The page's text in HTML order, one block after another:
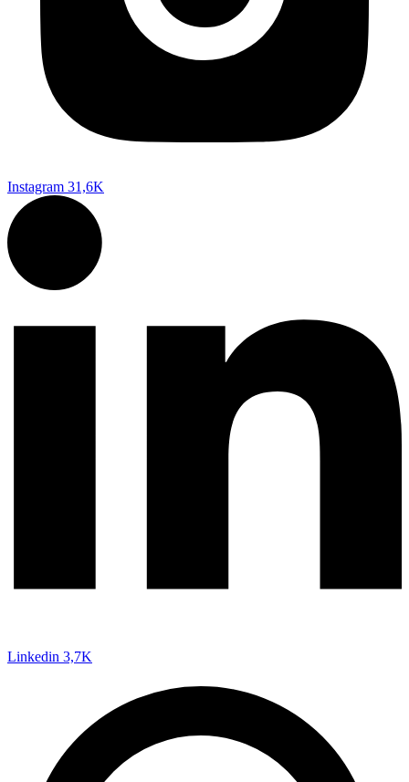
Instagram 31,6K
Linkedin 3,7K